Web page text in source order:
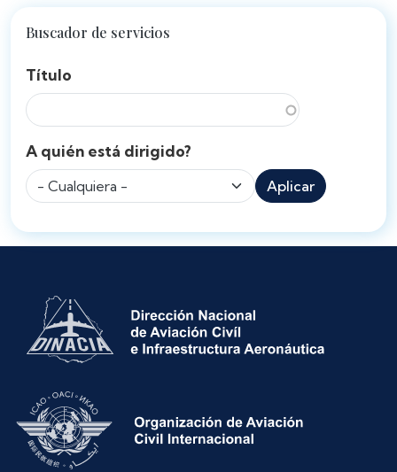
Buscador de servicios
Título
A quién está dirigido?
Aplicar